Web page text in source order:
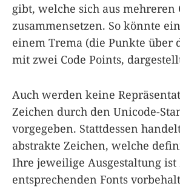
gibt, welche sich aus mehreren
zusammensetzen. So könnte
einem Trema (die Punkte über
mit zwei Code Points,
Auch werden keine
Zeichen durch den Unicode-
vorgegeben. Stattdessen
abstrakte Zeichen, welche
Ihre jeweilige Ausgestaltung ist
entsprechenden Fonts